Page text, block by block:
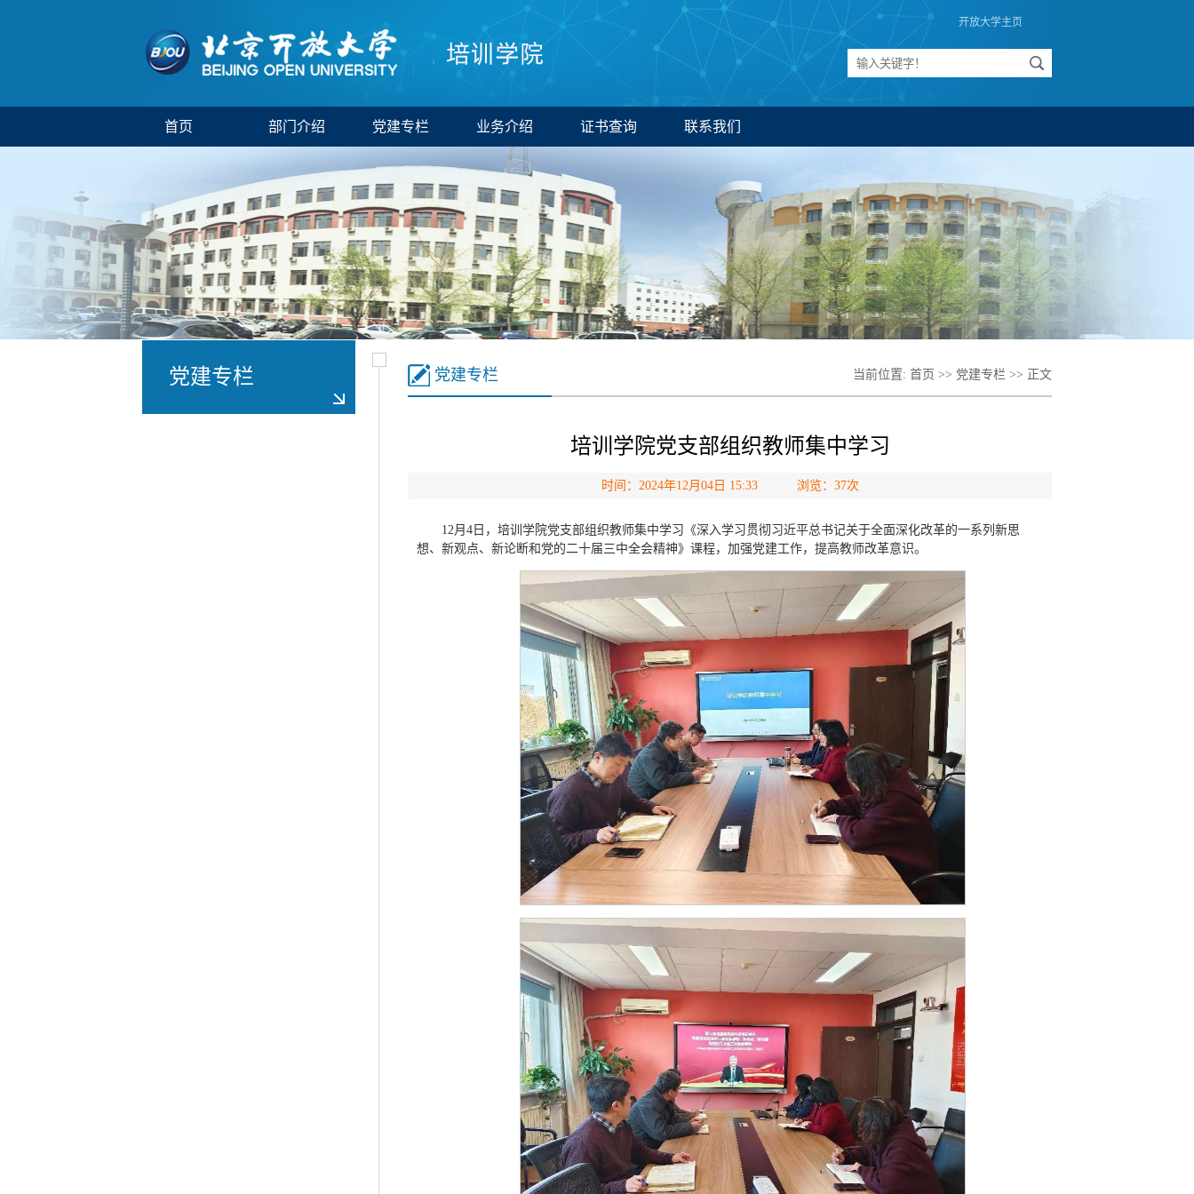
开放大学主页
首页 部门介绍 党建专栏 业务介绍 证书查询 联系我们
党建专栏 党建专栏 当前位置: 首页 >> 党建专栏 >> 正文
培训学院党支部组织教师集中学习
时间：2024年12月04日 15:33 浏览： 37次
12月4日，培训学院党支部组织教师集中学习《深入学习贯彻习近平总书记关于全面深化改革的一系列新思
想、新观点、新论断和党的二十届三中全会精神》课程，加强党建工作，提高教师改革意识。